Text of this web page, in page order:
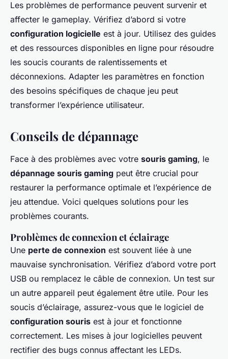
Les problèmes de performance peuvent survenir et
affecter le gameplay. Vérifiez d’abord si votre
configuration logicielle est à jour. Utilisez des guides
et des ressources disponibles en ligne pour résoudre
les soucis courants de ralentissements et
déconnexions. Adapter les paramètres en fonction
des besoins spécifiques de chaque jeu peut
transformer l’expérience utilisateur.
Conseils de dépannage
Face à des problèmes avec votre souris gaming, le
dépannage souris gaming peut être crucial pour
restaurer la performance optimale et l’expérience de
jeu attendue. Voici quelques solutions pour les
problèmes courants.
Problèmes de connexion et éclairage
Une perte de connexion est souvent liée à une
mauvaise synchronisation. Vérifiez d’abord votre port
USB ou remplacez le câble de connexion. Un test sur
un autre appareil peut également être utile. Pour les
soucis d’éclairage, assurez-vous que le logiciel de
configuration souris est à jour et fonctionne
correctement. Les mises à jour logicielles peuvent
rectifier des bugs connus affectant les LEDs.